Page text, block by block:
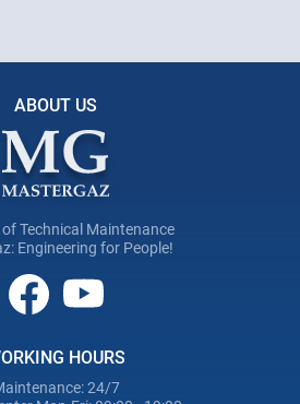
ABOUT US
Technical Maintenance
Engineering for People!
HOURS
24/7